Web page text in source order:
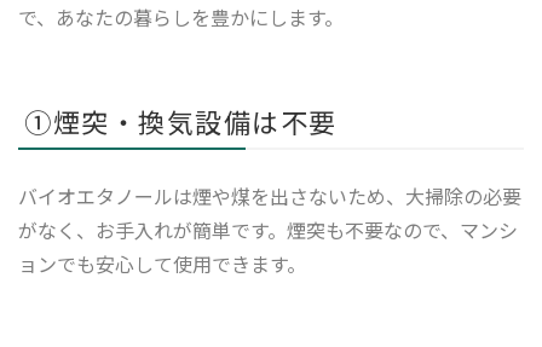
で、あなたの暮らしを豊かにします。
①煙突・換気設備は不要
バイオエタノールは煙や煤を出さないため、大掃除の必要
がなく、お手入れが簡単です。煙突も不要なので、マンシ
ョンでも安心して使用できます。